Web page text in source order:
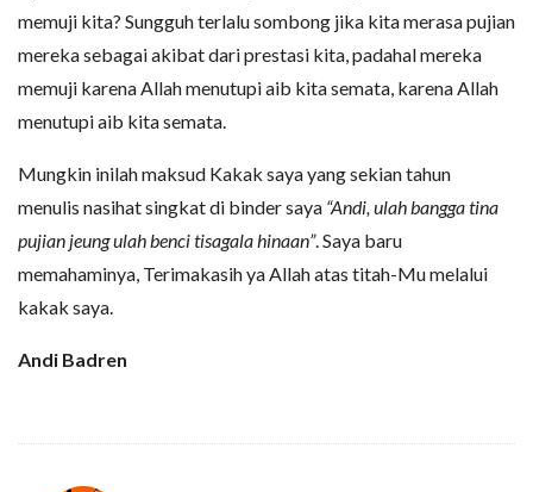
memuji kita? Sungguh terlalu sombong jika kita merasa pujian
mereka sebagai akibat dari prestasi kita, padahal mereka
memuji karena Allah menutupi aib kita semata, karena Allah
menutupi aib kita semata.
Mungkin inilah maksud Kakak saya yang sekian tahun
menulis nasihat singkat di binder saya “Andi, ulah bangga tina
pujian jeung ulah benci tisagala hinaan”. Saya baru
memahaminya, Terimakasih ya Allah atas titah-Mu melalui
kakak saya.
Andi Badren